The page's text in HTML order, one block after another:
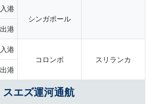
入港
シンガポール
出港
入港
コロンボ
スリランカ
出港
スエズ運河通航